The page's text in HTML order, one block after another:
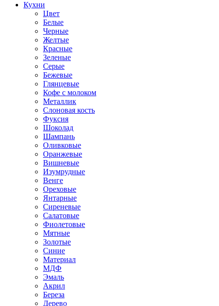
Кухни
Цвет
Белые
Черные
Желтые
Красные
Зеленые
Серые
Бежевые
Глянцевые
Кофе с молоком
Металлик
Слоновая кость
Фуксия
Шоколад
Шампань
Оливковые
Оранжевые
Вишневые
Изумрудные
Венге
Ореховые
Янтарные
Сиреневые
Салатовые
Фиолетовые
Мятные
Золотые
Синие
Материал
МДФ
Эмаль
Акрил
Береза
Дерево